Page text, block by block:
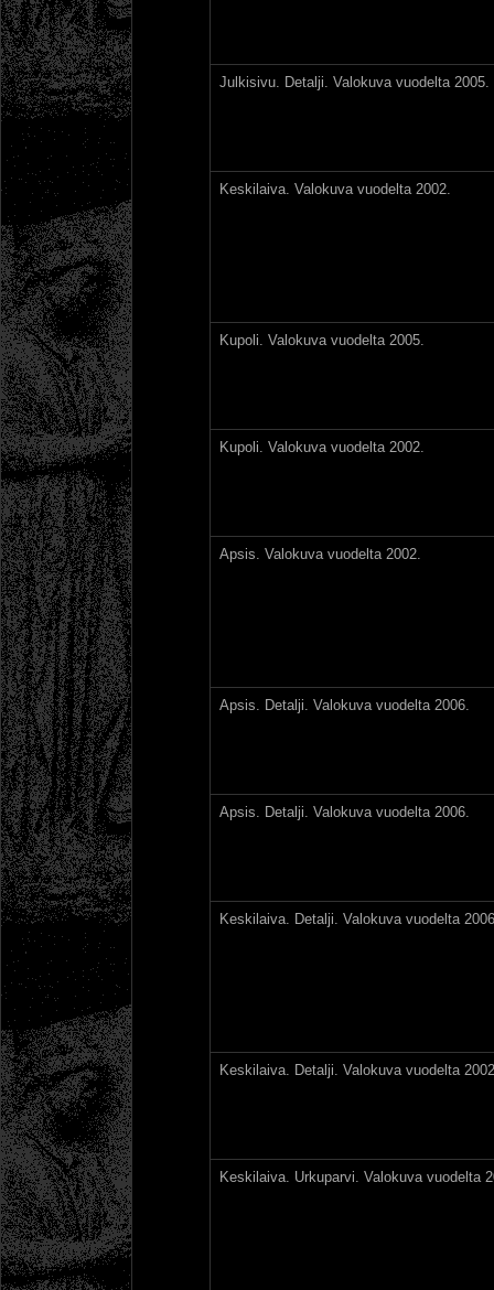
Julkisivu. Detalji. Valokuva vuodelta 2005.
Keskilaiva. Valokuva vuodelta 2002.
Kupoli. Valokuva vuodelta 2005.
Kupoli. Valokuva vuodelta 2002.
Apsis. Valokuva vuodelta 2002.
Apsis. Detalji. Valokuva vuodelta 2006.
Apsis. Detalji. Valokuva vuodelta 2006.
Keskilaiva. Detalji. Valokuva vuodelta
Keskilaiva. Detalji. Valokuva vuodelta
Keskilaiva. Urkuparvi. Valokuva vuodelta